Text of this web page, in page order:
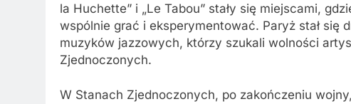
la Huchette” i „Le Tabou” stały się miejscami,
wspólnie grać i eksperymentować. Paryż stał się
muzyków jazzowych, którzy szukali wolności
Zjednoczonych.
W Stanach Zjednoczonych, po zakończeniu